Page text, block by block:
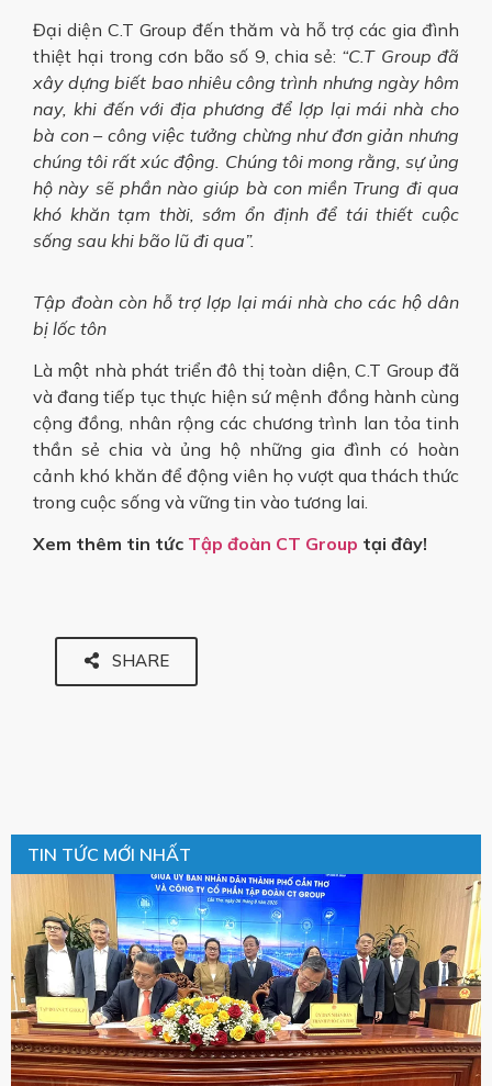
Đại diện C.T Group đến thăm và hỗ trợ các gia đình
thiệt hại trong cơn bão số 9, chia sẻ: “C.T Group đã
xây dựng biết bao nhiêu công trình nhưng ngày hôm
nay, khi đến với địa phương để lợp lại mái nhà cho
bà con – công việc tưởng chừng như đơn giản nhưng
chúng tôi rất xúc động. Chúng tôi mong rằng, sự ủng
hộ này sẽ phần nào giúp bà con miền Trung đi qua
khó khăn tạm thời, sớm ổn định để tái thiết cuộc
sống sau khi bão lũ đi qua”.
Tập đoàn còn hỗ trợ lợp lại mái nhà cho các hộ dân
bị lốc tôn
Là một nhà phát triển đô thị toàn diện, C.T Group đã
và đang tiếp tục thực hiện sứ mệnh đồng hành cùng
cộng đồng, nhân rộng các chương trình lan tỏa tinh
thần sẻ chia và ủng hộ những gia đình có hoàn
cảnh khó khăn để động viên họ vượt qua thách thức
trong cuộc sống và vững tin vào tương lai.
Xem thêm tin tức Tập đoàn CT Group tại đây!
SHARE
TIN TỨC MỚI NHẤT